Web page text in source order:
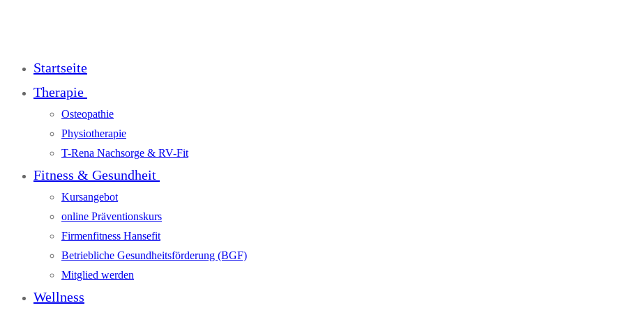
Startseite
Therapie
Osteopathie
Physiotherapie
T-Rena Nachsorge & RV-Fit
Fitness & Gesundheit
Kursangebot
online Präventionskurs
Firmenfitness Hansefit
Betriebliche Gesundheitsförderung (BGF)
Mitglied werden
Wellness